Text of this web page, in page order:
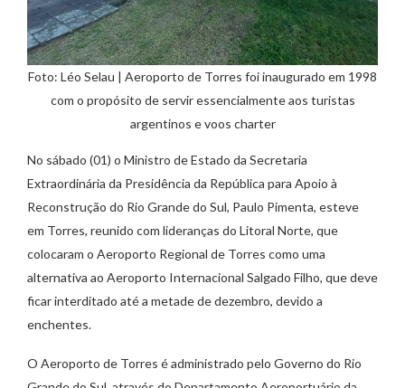
Foto: Léo Selau | Aeroporto de Torres foi inaugurado em 1998
com o propósito de servir essencialmente aos turistas
argentinos e voos charter
No sábado (01) o Ministro de Estado da Secretaria
Extraordinária da Presidência da República para Apoio à
Reconstrução do Rio Grande do Sul, Paulo Pimenta, esteve
em Torres, reunido com lideranças do Litoral Norte, que
colocaram o Aeroporto Regional de Torres como uma
alternativa ao Aeroporto Internacional Salgado Filho, que deve
ficar interditado até a metade de dezembro, devido a
enchentes.
O Aeroporto de Torres é administrado pelo Governo do Rio